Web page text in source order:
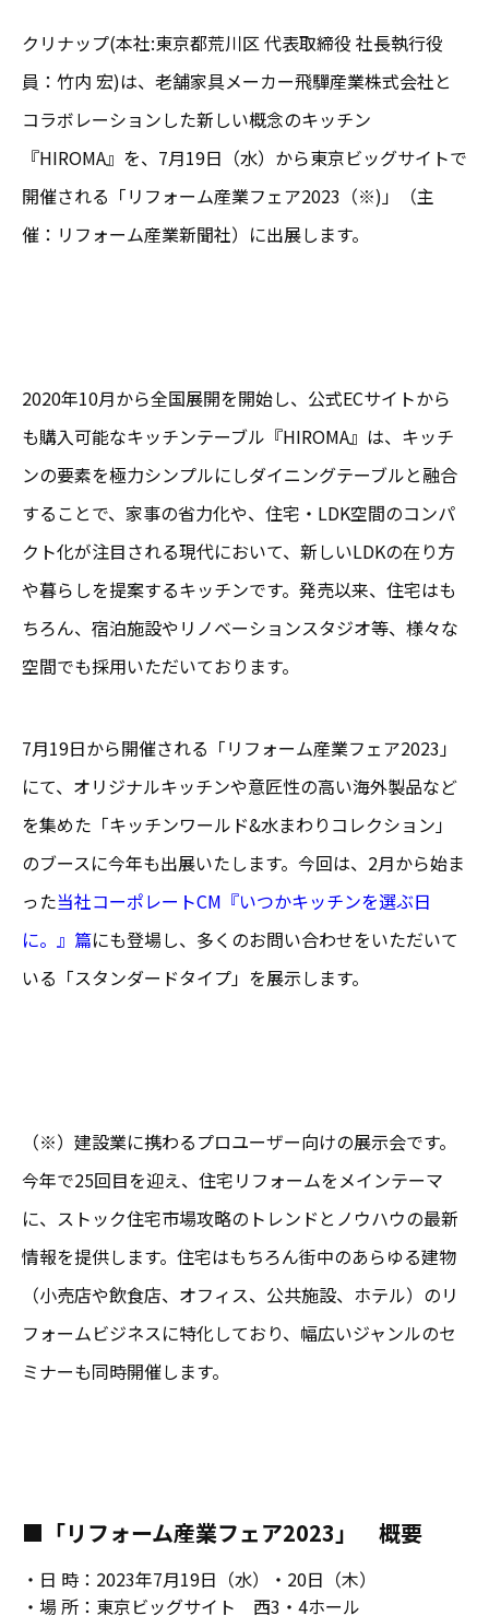
クリナップ(本社:東京都荒川区 代表取締役 社長執行役
員：竹内 宏)は、老舗家具メーカー飛驒産業株式会社と
コラボレーションした新しい概念のキッチン
『HIROMA』を、7月19日（水）から東京ビッグサイトで
開催される「リフォーム産業フェア2023（※)」（主
催：リフォーム産業新聞社）に出展します。
2020年10月から全国展開を開始し、公式ECサイトから
も購入可能なキッチンテーブル『HIROMA』は、キッチ
ンの要素を極力シンプルにしダイニングテーブルと融合
することで、家事の省力化や、住宅・LDK空間のコンパ
クト化が注目される現代において、新しいLDKの在り方
や暮らしを提案するキッチンです。発売以来、住宅はも
ちろん、宿泊施設やリノベーションスタジオ等、様々な
空間でも採用いただいております。
7月19日から開催される「リフォーム産業フェア2023」
にて、オリジナルキッチンや意匠性の高い海外製品など
を集めた「キッチンワールド&水まわりコレクション」
のブースに今年も出展いたします。今回は、2月から始ま
った当社コーポレートCM『いつかキッチンを選ぶ日
に。』篇にも登場し、多くのお問い合わせをいただいて
いる「スタンダードタイプ」を展示します。
（※）建設業に携わるプロユーザー向けの展示会です。
今年で25回目を迎え、住宅リフォームをメインテーマ
に、ストック住宅市場攻略のトレンドとノウハウの最新
情報を提供します。住宅はもちろん街中のあらゆる建物
（小売店や飲食店、オフィス、公共施設、ホテル）のリ
フォームビジネスに特化しており、幅広いジャンルのセ
ミナーも同時開催します。
■「リフォーム産業フェア2023」 概要
・日 時：2023年7月19日（水）・20日（木）
・場 所：東京ビッグサイト 西3・4ホール